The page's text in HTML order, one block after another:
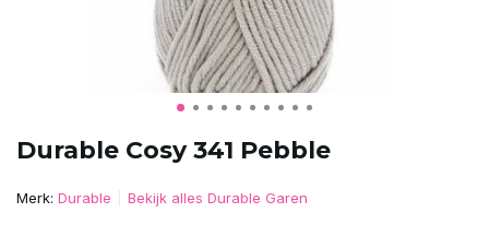
Durable Cosy 341 Pebble
Merk: Durable Bekijk alles Durable Garen